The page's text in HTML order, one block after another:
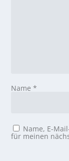
Name*
Name, E-
für meinen